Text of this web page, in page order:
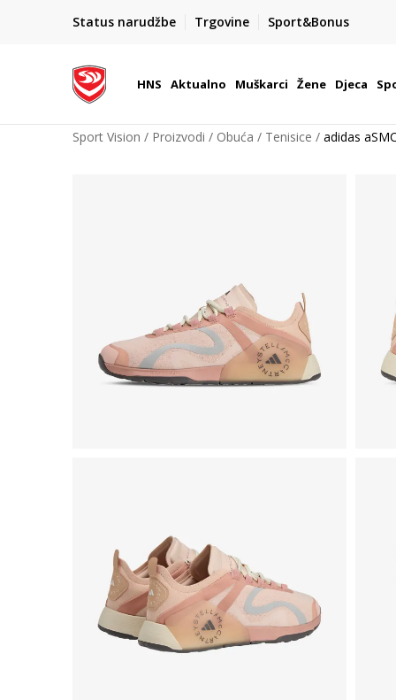
Status narudžbe Trgovine Sport&Bonus
BOX NOW
Dostava 1,50 €
| Više od 800 paketomata u Hrvatskoj
HNS Aktualno Muškarci Žene Djeca
Sport Vision Proizvodi Obuća Tenisice adidas